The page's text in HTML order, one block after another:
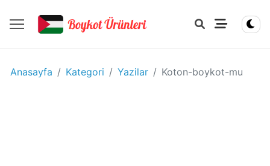
YIYECEK
Anasayfa Kategori Yazilar Koton-boykot-mu